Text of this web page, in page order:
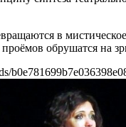
в
обрушатся на